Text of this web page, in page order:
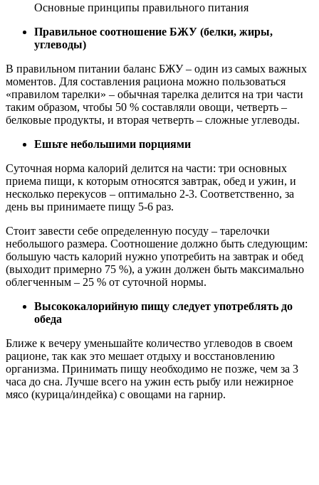
Основные принципы правильного питания
Правильное соотношение БЖУ (белки, жиры,
углеводы)
В правильном питании баланс БЖУ – один из самых важных
моментов. Для составления рациона можно пользоваться
«правилом тарелки» – обычная тарелка делится на три части
таким образом, чтобы 50 % составляли овощи, четверть –
белковые продукты, и вторая четверть – сложные углеводы.
Ешьте небольшими порциями
Суточная норма калорий делится на части: три основных
приема пищи, к которым относятся завтрак, обед и ужин, и
несколько перекусов – оптимально 2-3. Соответственно, за
день вы принимаете пищу 5-6 раз.
Стоит завести себе определенную посуду – тарелочки
небольшого размера. Соотношение должно быть следующим:
большую часть калорий нужно употребить на завтрак и обед
(выходит примерно 75 %), а ужин должен быть максимально
облегченным – 25 % от суточной нормы.
Высококалорийную пищу следует употреблять до
обеда
Ближе к вечеру уменьшайте количество углеводов в своем
рационе, так как это мешает отдыху и восстановлению
организма. Принимать пищу необходимо не позже, чем за 3
часа до сна. Лучше всего на ужин есть рыбу или нежирное
мясо (курица/индейка) с овощами на гарнир.